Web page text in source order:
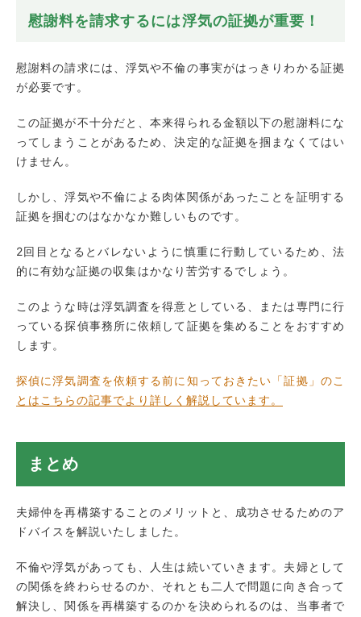
慰謝料を請求するには浮気の証拠が重要！
慰謝料の請求には、浮気や不倫の事実がはっきりわかる証拠
が必要です。
この証拠が不十分だと、本来得られる金額以下の慰謝料にな
ってしまうことがあるため、決定的な証拠を掴まなくてはい
けません。
しかし、浮気や不倫による肉体関係があったことを証明する
証拠を掴むのはなかなか難しいものです。
2回目となるとバレないように慎重に行動しているため、法
的に有効な証拠の収集はかなり苦労するでしょう。
このような時は浮気調査を得意としている、または専門に行
っている探偵事務所に依頼して証拠を集めることをおすすめ
します。
探偵に浮気調査を依頼する前に知っておきたい「証拠」のこ
とはこちらの記事でより詳しく解説しています。
まとめ
夫婦仲を再構築することのメリットと、成功させるためのア
ドバイスを解説いたしました。
不倫や浮気があっても、人生は続いていきます。夫婦として
の関係を終わらせるのか、それとも二人で問題に向き合って
解決し、関係を再構築するのかを決められるのは、当事者で